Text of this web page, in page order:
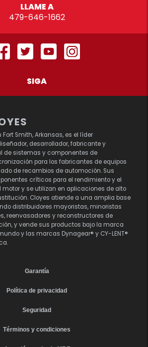
LLAME A
479-646-1662
SIGA
Fort Smith, Arkansas, es el líder
desarrollador, fabricante y
de sistemas y componentes de
para los fabricantes de equipos
de recambios de automoción. Sus
críticos para el rendimiento y el
y se utilizan en aplicaciones de alto
Cloyes atiende a una amplia base
distribuidores mayoristas, minoristas
reenvasadores y reconstructores de
y vende sus productos bajo la marca
y las marcas Dynagear® y CY-LENT®
Garantía
Política de privacidad
Seguridad
Términos y condiciones